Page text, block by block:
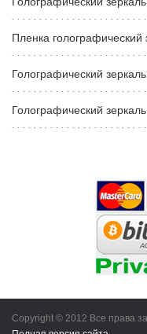
Пленка
Голографический
Голографический
Copyright © 2012 Все права